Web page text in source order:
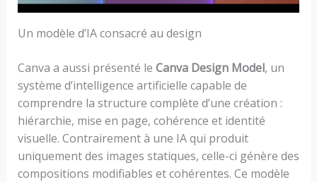
Un modèle d’IA consacré au design
Canva a aussi présenté le Canva Design Model, un
système d’intelligence artificielle capable de
comprendre la structure complète d’une création :
hiérarchie, mise en page, cohérence et identité
visuelle. Contrairement à une IA qui produit
uniquement des images statiques, celle-ci génère des
compositions modifiables et cohérentes. Ce modèle